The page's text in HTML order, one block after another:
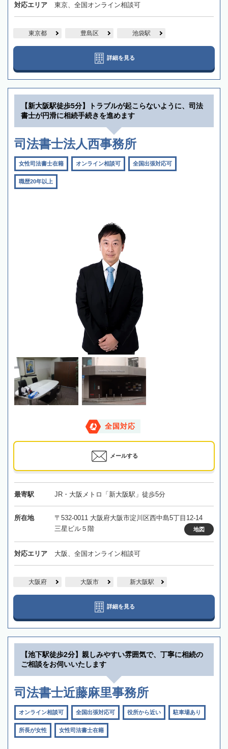
対応エリア 東京、全国オンライン相談可
東京都 豊島区 池袋駅
詳細を見る
【新大阪駅徒歩5分】トラブルが起こらないように、司法
書士が円滑に相続手続きを進めます
司法書士法人西事務所
女性司法書士在籍 オンライン相談可 全国出張対応可
職歴20年以上
全国対応
メールする
最寄駅 JR・大阪メトロ「新大阪駅」徒歩5分
所在地
〒532-0011 大阪府大阪市淀川区西中島5丁目12-14
三星ビル５階
地図
対応エリア 大阪、全国オンライン相談可
大阪府 大阪市 新大阪駅
詳細を見る
【池下駅徒歩2分】親しみやすい雰囲気で、丁寧に相続の
ご相談をお伺いいたします
司法書士近藤麻里事務所
オンライン相談可 全国出張対応可 役所から近い 駐車場あり
所長が女性 女性司法書士在籍